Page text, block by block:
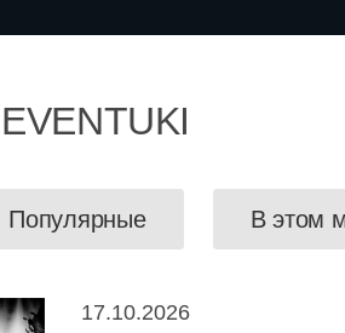
Популярные В этом
17.10.2026